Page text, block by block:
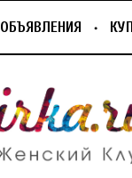
ОБЪЯВЛЕНИЯ